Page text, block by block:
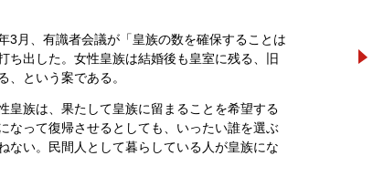
3月、有識者会議が「皇族の数を確保することは
ち出した。女性皇族は結婚後も皇室に残る、旧
、という案である。
皇族は、果たして皇族に留まることを希望する
なって復帰させるとしても、いったい誰を選ぶ
ない。民間人として暮らしている人が皇族にな